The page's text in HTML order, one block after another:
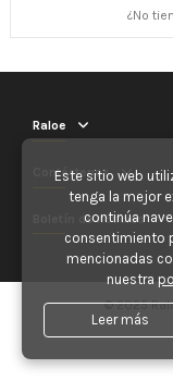
¿No
Raloe
Contáctenos
Boletín de noticias
© 2025
Este sitio web
tenga la mejor
continúa
consentimiento
mencionadas
nuestra
Leer más